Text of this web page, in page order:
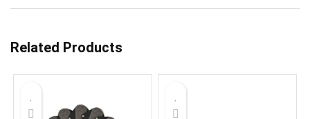
Related Products